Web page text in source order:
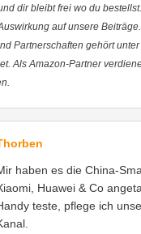
dir bleibt frei wo du
auf unsere
Partnerschaften gehört
Als Amazon-Partner
haben es die China-
Huawei & Co
teste, pflege ich